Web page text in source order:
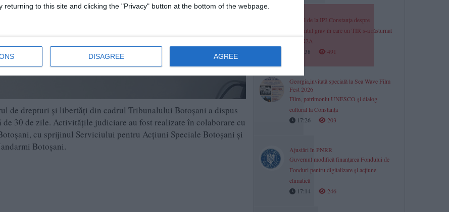
returning to this site and clicking the "Privacy" button at the bottom of the webpage.
DISAGREE AGREE
de drepturi și libertăți din cadrul Tribunalului Botoșani a dispus
30 de zile. Activitățile judiciare au fost realizate în colaborare cu
cu sprijinul Serviciului pentru Acțiuni Speciale Botoșani și
Botoșani.
Oficial de la IPJ Constanța despre
accidentul grav în care un TIR s-a răsturnat
pe DN2A
17:38
491
Georgia,invitată specială la Sea Wave Film
Fest 2026
Film, patrimoniu UNESCO și dialog
cultural la Constanța
17:26
203
Ajustări în PNRR
Guvernul modifică finanțarea Fondului de
Fonduri pentru digitalizare și acțiune
climatică
17:14
246